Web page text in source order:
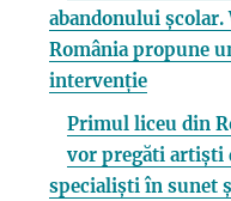
abandonului școlar.
România propune
intervenție
Primul liceu din
vor pregăti artiști
specialiști în sunet